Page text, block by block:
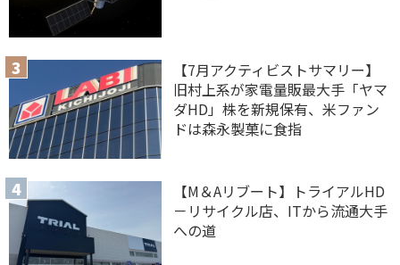
【7月アクティビストサマリー】
旧村上系が家電量販最大手「ヤマ
ダHD」株を新規保有、米ファン
ドは森永製菓に食指
【M＆Aリブート】トライアルHD
－リサイクル店、ITから流通大手
への道